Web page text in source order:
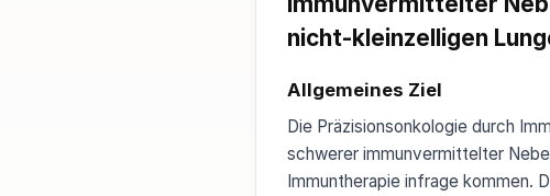
nicht‑kleinzelligen
Allgemeines Ziel
Die Präzisionsonkologie durch
schwerer immunvermittelter
Immuntherapie infrage kommen.